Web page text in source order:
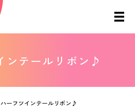
ンテールリボン♪
ハーフツインテールリボン♪